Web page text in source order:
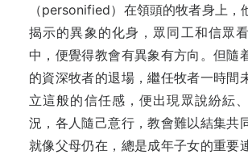
（personified）在領頭的牧者身上，
揭示的異象的化身，眾同工和信眾
中，便覺得教會有異象有方向。但隨
的資深牧者的退場，繼任牧者一時間
立這般的信任感，便出現眾說紛紜
況，各人隨己意行，教會難以結集共
就像父母仍在，總是成年子女的重要